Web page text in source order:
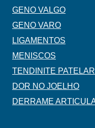
GENO VALGO
GENO VARO
LIGAMENTOS
MENISCOS
TENDINITE PATELAR
DOR NO JOELHO
DERRAME